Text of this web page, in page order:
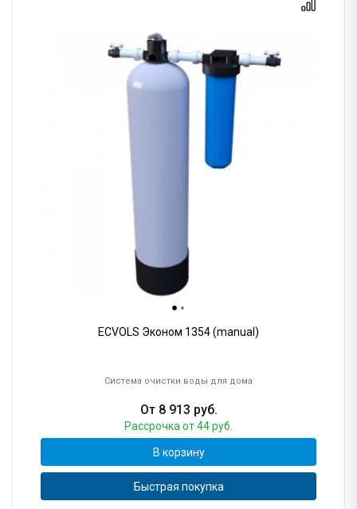
ECVOLS Эконом 1354 (manual)
Система очистки воды для дома
От 8 913 руб.
Рассрочка от 44 руб.
В корзину
Быстрая покупка